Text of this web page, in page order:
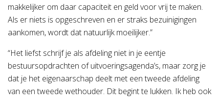
makkelijker om daar capaciteit en geld voor vrij te maken.
Als er niets is opgeschreven en er straks bezuinigingen
aankomen, wordt dat natuurlijk moeilijker.”
“Het liefst schrijf je als afdeling niet in je eentje
bestuursopdrachten of uitvoeringsagenda’s, maar zorg je
dat je het eigenaarschap deelt met een tweede afdeling
van een tweede wethouder. Dit begint te lukken. Ik heb ook